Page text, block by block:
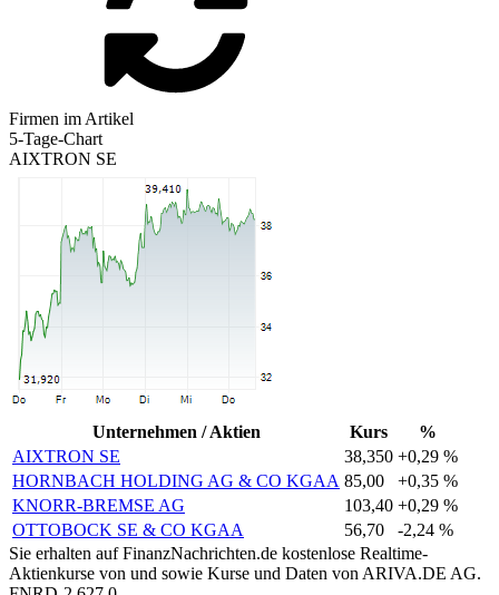
Firmen im Artikel
5-Tage-Chart
AIXTRON SE
Unternehmen / Aktien Kurs
%
AIXTRON SE
38,350 +0,29 %
HORNBACH HOLDING AG & CO KGAA 85,00
+0,35 %
KNORR-BREMSE AG
103,40 +0,29 %
OTTOBOCK SE & CO KGAA
56,70
-2,24 %
Sie erhalten auf FinanzNachrichten.de kostenlose Realtime-
Aktienkurse von und sowie Kurse und Daten von ARIVA.DE AG.